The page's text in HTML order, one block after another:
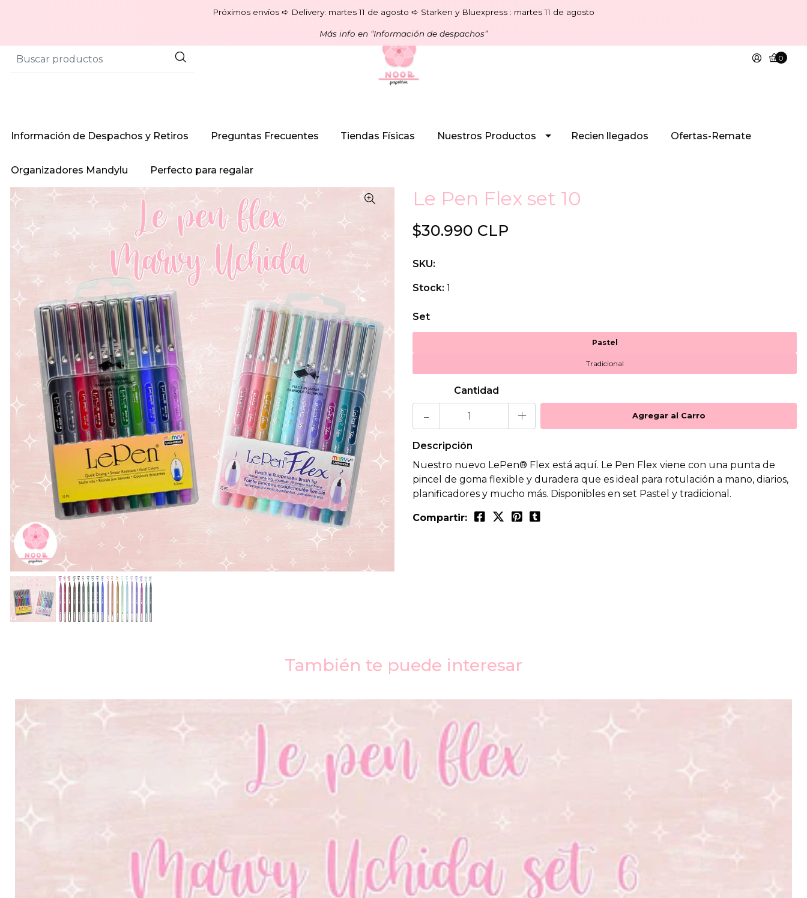
Próximos envíos ➪ Delivery: martes 11 de agosto ➪ Starken y Bluexpress : martes 11 de agosto
Más info en “Información de despachos”
0
Información de Despachos y Retiros Preguntas Frecuentes Tiendas Físicas Nuestros Productos Recien llegados Ofertas-Remate
Organizadores Mandylu Perfecto para regalar
Le Pen Flex set 10
$30.990 CLP
SKU:
Stock: 1
Set
Pastel
Tradicional
Cantidad
- +
Descripción
Nuestro nuevo LePen® Flex está aquí. Le Pen Flex viene con una punta de
pincel de goma flexible y duradera que es ideal para rotulación a mano, diarios,
planificadores y mucho más. Disponibles en set Pastel y tradicional.
Compartir:
También te puede interesar